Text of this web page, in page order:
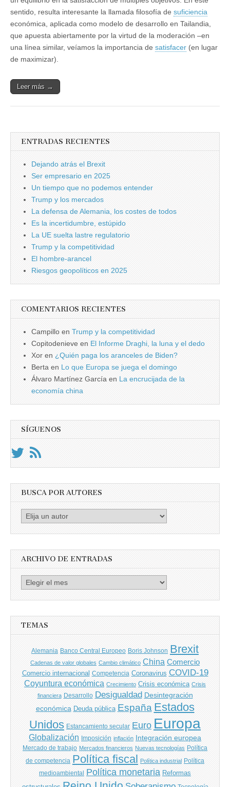
sentido, resulta interesante la llamada filosofía de suficiencia
económica, aplicada como modelo de desarrollo en Tailandia,
que apuesta abiertamente por la virtud de la moderación –en
una línea similar, veíamos la importancia de satisfacer (en lugar
de maximizar).
Leer más →
ENTRADAS RECIENTES
Dejando atrás el Brexit
Ser empresario en 2025
Un tiempo que no podemos entender
Trump y los mercados
La defensa de Alemania, los costes de todos
Es la incertidumbre, estúpido
La UE suelta lastre regulatorio
Trump y la competitividad
El hombre-arancel
Riesgos geopolíticos en 2025
COMENTARIOS RECIENTES
Campillo en Trump y la competitividad
Copitodenieve en El Informe Draghi, la luna y el dedo
Xor en ¿Quién paga los aranceles de Biden?
Berta en Lo que Europa se juega el domingo
Álvaro Martínez García en La encrucijada de la
economía china
SÍGUENOS
BUSCA POR AUTORES
Busca
ARCHIVO DE ENTRADAS
Archivo
TEMAS
Alemania Banco Central Europeo Boris Johnson Brexit
Cadenas de valor globales Cambio climático China Comercio
Comercio internacional Competencia Coronavirus COVID-19
Coyuntura económica Crecimiento Crisis económica Crisis
financiera Desarrollo Desigualdad Desintegración
económica Deuda pública España Estados
Unidos Estancamiento secular Euro Europa
Globalización Imposición inflación Integración europea
Mercado de trabajo Mercados financieros Nuevas tecnologías Política
de competencia Política fiscal Política industrial Política
medioambiental Política monetaria Reformas